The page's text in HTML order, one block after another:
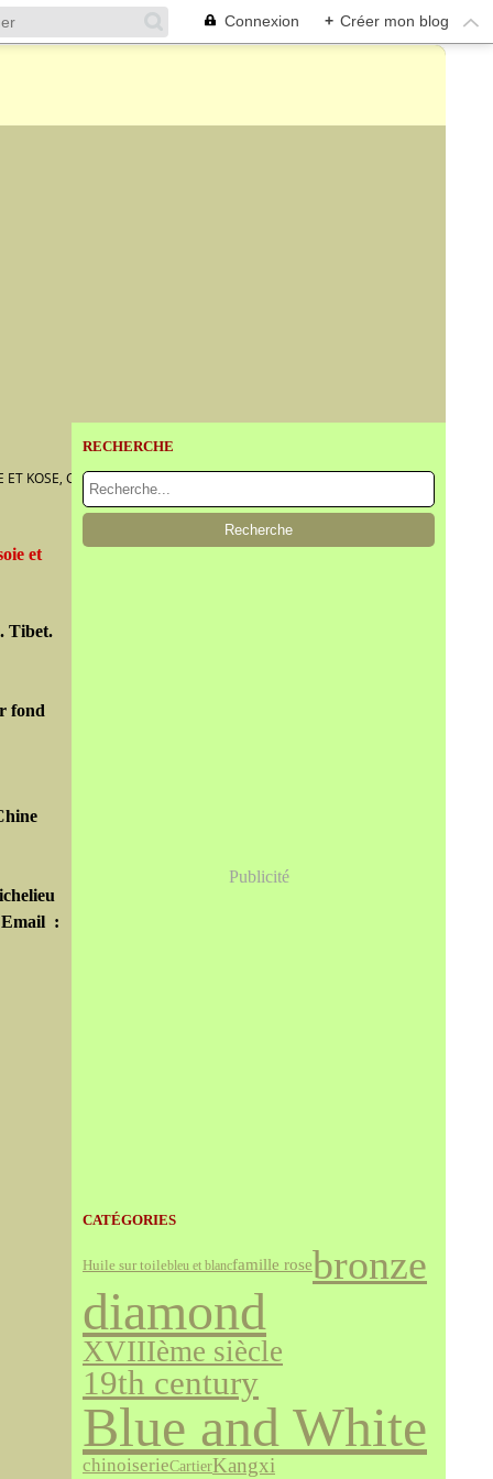
Connexion + Créer mon blog
ET KOSE, CHINE, XIXÈME
et
Tibet.
fond
Email :
RECHERCHE
Publicité
CATÉGORIES
Huile sur toilebleu et blancfamille rosebronze
diamond
XVIIIème siècle
19th century
Blue and White
chinoiserieCartierKangxi